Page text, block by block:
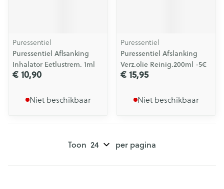
Puressentiel
Puressentiel Aflsanking
Inhalator Eetlustrem. 1ml
€ 10,90
Niet beschikbaar
Puressentiel
Puressentiel Afslanking
Verz.olie Reinig.200ml -5€
€ 15,95
Niet beschikbaar
Toon per pagina